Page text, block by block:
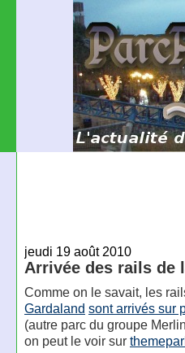
jeudi 19 août 2010
Arrivée des rails de
Comme on le savait, les
Gardaland sont arrivés sur
(autre parc du groupe
on peut le voir sur